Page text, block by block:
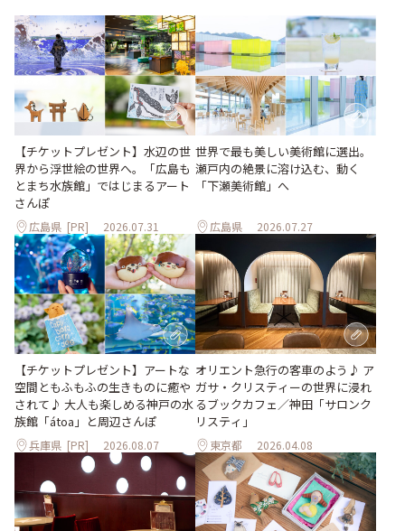
【チケットプレゼント】水辺の世
界から浮世絵の世界へ。「広島も
とまち水族館」ではじまるアート
さんぽ
広島県 [PR] 2026.07.31
世界で最も美しい美術館に選出。
瀬戸内の絶景に溶け込む、動く
「下瀬美術館」へ
広島県 2026.07.27
【チケットプレゼント】アートな
空間ともふもふの生きものに癒や
されて♪ 大人も楽しめる神戸の水
族館「átoa」と周辺さんぽ
兵庫県 [PR] 2026.08.07
オリエント急行の客車のよう♪ ア
ガサ・クリスティーの世界に浸れ
るブックカフェ／神田「サロンク
リスティ」
東京都 2026.04.08